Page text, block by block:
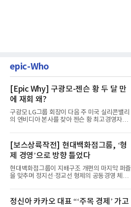
epic-Who
[Epic Why] 구광모-젠슨 황 두 달 만
에 재회 왜?
구광모 LG그룹 회장이 다음 주 미국 실리콘밸리
의 엔비디아 본사를 찾아 젠슨 황 최고경영자
[보스상륙작전] 현대백화점그룹, ‘형
제 경영’으로 방향 틀었다
현대백화점그룹이 지배구조 개편의 마지막 퍼즐
을 맞추며 정지선·정교선 형제의 공동경영 체제
정신아 카카오 대표 “‘주목 경제’ 가고